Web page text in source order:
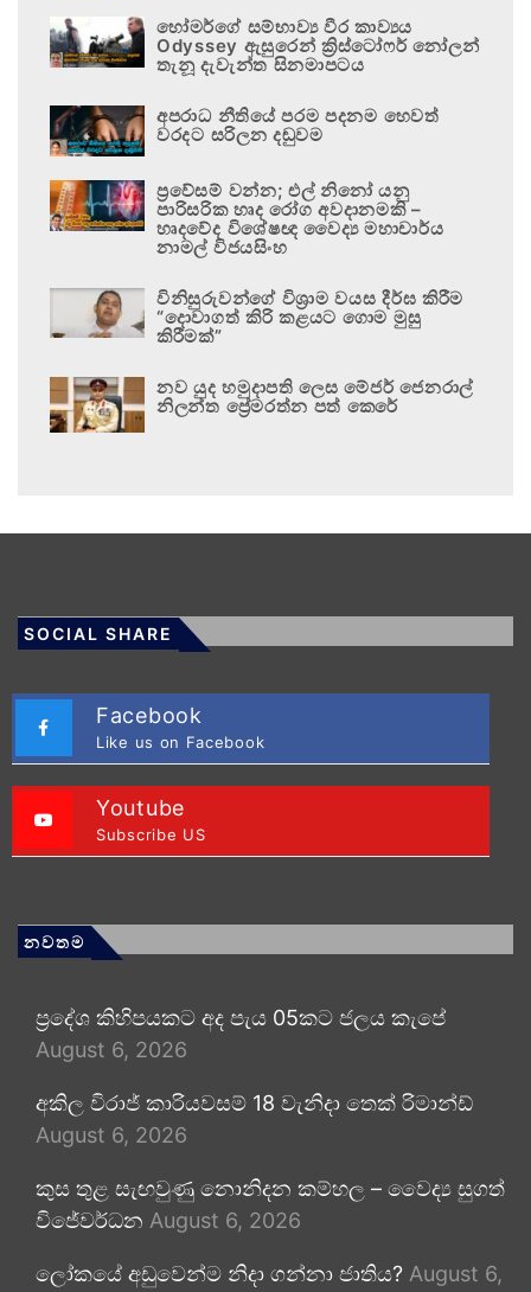
හෝමර්ගේ සම්භාව්‍ය වීර කාව්‍යය
Odyssey ඇසුරෙන් ක්‍රිස්ටෝෆර් නෝලන්
තැනූ දැවැන්ත සිනමාපටය
අපරාධ නීතියේ පරම පදනම හෙවත්
වරදට සරිලන දඬුවම
ප්‍රවේසම් වන්න; එල් නිනෝ යනු
පාරිසරික හෘද රෝග අවදානමකි –
හෘදවේද විශේෂඥ වෛද්‍ය මහාචාර්ය
නාමල් විජයසිංහ
විනිසුරුවන්ගේ විශ්‍රාම වයස දීර්ඝ කිරීම
“දොවාගත් කිරි කළයට ගොම මුසු
කිරීමක්”
නව යුද හමුදාපති ලෙස මේජර් ජෙනරාල්
නිලන්ත ප්‍රේමරත්න පත් කෙරේ
SOCIAL SHARE
Facebook
Like us on Facebook
Youtube
Subscribe US
නවතම
ප්‍රදේශ කිහිපයකට අද පැය 05කට ජලය කැපේ
August 6, 2026
අකිල විරාජ් කාරියවසම් 18 වැනිදා තෙක් රිමාන්ඩ්
August 6, 2026
කුස තුළ සැඟවුණු නොනිදන කම්හල – වෛද්‍ය සුගත්
විජේවර්ධන August 6, 2026
ලෝකයේ අඩුවෙන්ම නිදා ගන්නා ජාතිය? August 6,